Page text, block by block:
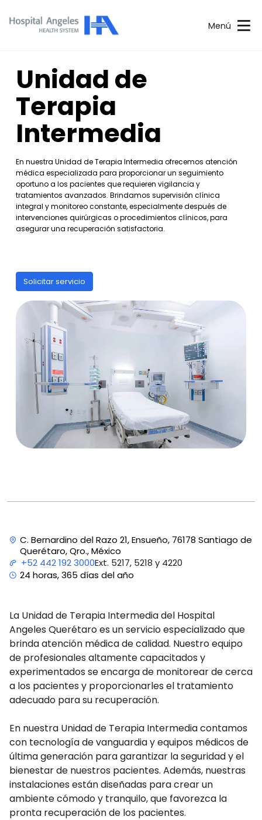
Menú
Unidad de
Terapia
Intermedia
En nuestra Unidad de Terapia Intermedia ofrecemos atención
médica especializada para proporcionar un seguimiento
oportuno a los pacientes que requieren vigilancia y
tratamientos avanzados. Brindamos supervisión clínica
integral y monitoreo constante, especialmente después de
intervenciones quirúrgicas o procedimientos clínicos, para
asegurar una recuperación satisfactoria.
Solicitar servicio
C. Bernardino del Razo 21, Ensueño, 76178 Santiago de
Querétaro, Qro., México
+52 442 192 3000Ext. 5217, 5218 y 4220
24 horas, 365 días del año
La Unidad de Terapia Intermedia del Hospital
Angeles Querétaro es un servicio especializado que
brinda atención médica de calidad. Nuestro equipo
de profesionales altamente capacitados y
experimentados se encarga de monitorear de cerca
a los pacientes y proporcionarles el tratamiento
adecuado para su recuperación.
En nuestra Unidad de Terapia Intermedia contamos
con tecnología de vanguardia y equipos médicos de
última generación para garantizar la seguridad y el
bienestar de nuestros pacientes. Además, nuestras
instalaciones están diseñadas para crear un
ambiente cómodo y tranquilo, que favorezca la
pronta recuperación de los pacientes.